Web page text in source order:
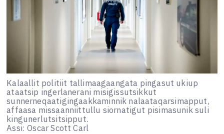
Kalaallit politiit tallimaagaangata pingasut ukiup
ataatsip ingerlanerani misigissutsikkut
sunnerneqaatigingaakkaminnik nalaataqarsimapput,
affaasa missaanniittullu siornatigut pisimasunik suli
kingunerlutsitsipput.
Assi: Oscar Scott Carl